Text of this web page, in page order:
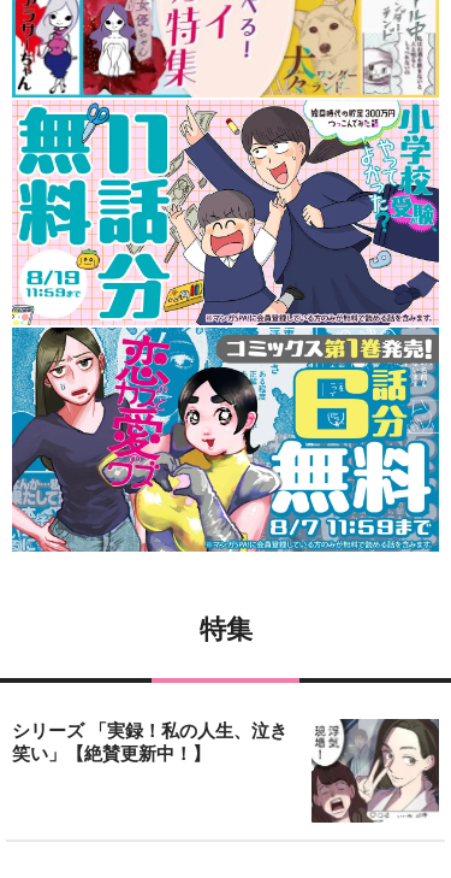
特集
シリーズ 「実録！私の人生、泣き
笑い」【絶賛更新中！】